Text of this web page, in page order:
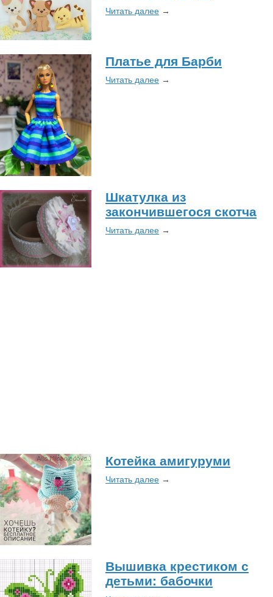
Читать далее →
Платье для Барби
Читать далее →
Шкатулка из
закончившегося скотча
Читать далее →
Котейка амигуруми
Читать далее →
Вышивка крестиком с
детьми: бабочки